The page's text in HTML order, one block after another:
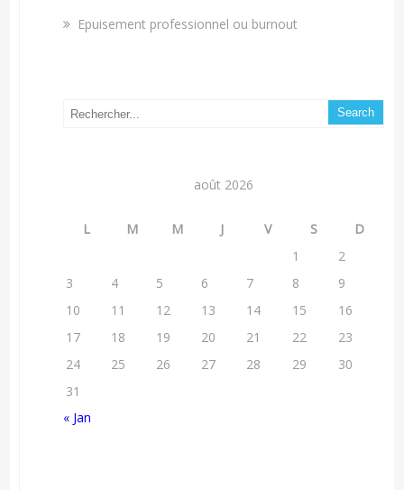
Epuisement professionnel ou burnout
août 2026
L M M J V S
D
1
2
3
4 5 6 7 8
9
10
11 12 13 14 15
16
17
18 19 20 21 22
23
24
25 26 27 28 29
30
31
« Jan